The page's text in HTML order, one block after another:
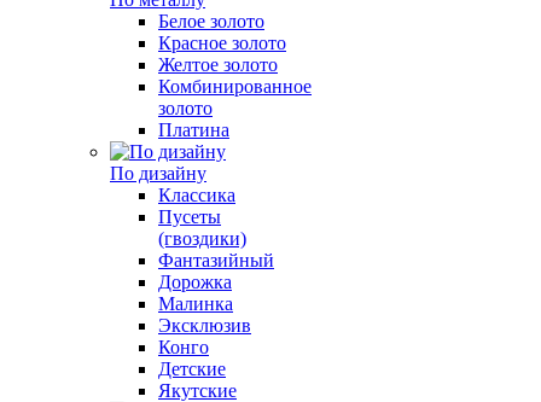
Белое золото
Красное золото
Желтое золото
Комбинированное
золото
Платина
По дизайну
Классика
Пусеты
(гвоздики)
Фантазийный
Дорожка
Малинка
Эксклюзив
Конго
Детские
Якутские